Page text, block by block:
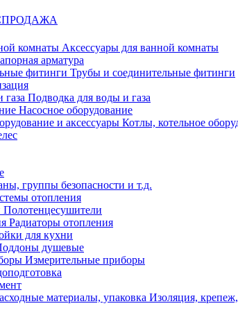
Аксессуары для ванной комнаты
арматура
Трубы и соединительные фитинги
Подводка для воды и газа
Насосное оборудование
Котлы, котельное
группы безопасности и т.д.
отопления
Полотенцесушители
Радиаторы отопления
для кухни
душевые
Измерительные приборы
Изоляция,